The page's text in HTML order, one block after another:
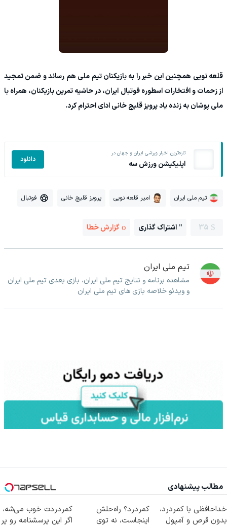
قلعه نویی همچنین این خبر را به بازیکنان تیم ملی هم رساند و ضمن تمجید
از زحمات و افتخارات اسطوره فوتبال ایران، در حاشیه تمرین بازیکنان، همراه با
ملی پوشان به زنده یاد پرویز قلیچ خانی ادای احترام کرد.
تازه‌ترین اخبار ورزشی ایران و جهان در
اپلیکیشن ورزش سه دانلود
تیم ملی ایران امیر قلعه نویی پرویز قلیچ خانی فوتبال
35 اشتراک گذاری گزارش خطا
تیم ملی ایران
مشاهده برنامه و نتایج تیم ملی ایران، بازی بعدی تیم ملی ایران
و ویدئو خلاصه بازی های تیم ملی ایران
مطالب پیشنهادی
خداحافظی با کمردرد،
بدون قرص و آمپول
کمردرد؟ راه‌حلش
اینجاست، نه توی
کمردردت خوب می‌شه،
اگر این پرسشنامه رو پر